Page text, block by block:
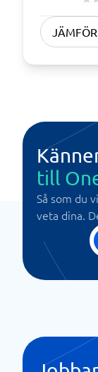
JÄMFÖR
till
Så som du
veta dina.